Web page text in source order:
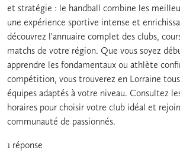
et stratégie : le handball combine les
une expérience sportive intense et
découvrez l'annuaire complet des clubs,
matchs de votre région. Que vous soyez
apprendre les fondamentaux ou athlète
compétition, vous trouverez en Lorraine
équipes adaptés à votre niveau. Consultez
horaires pour choisir votre club idéal et
communauté de passionnés.
1 réponse